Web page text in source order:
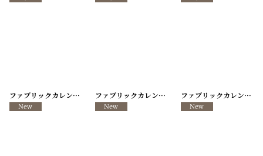
ファブリックカレンダー ・キッチンクロス リメイクパンツ/VINTAGE REMAKE PANTS ファブリックカレンダー ・キッチンクロス リメイクパンツ/VINTAGE REMAKE PANTS ファブリックカレンダー ・キッチンクロス リメイクパンツ/VINTAGE REMAKE PANTS